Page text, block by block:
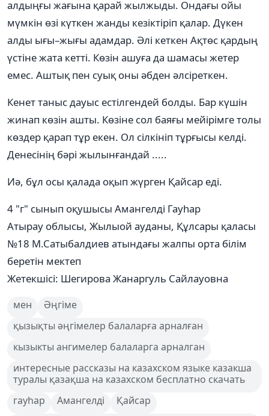
алдыңғы жағына қарай жылжыды. Ондағы ойы
мүмкін өзі күткен жанды кезіктіріп қалар. Дүкен
алды ығы–жығы адамдар. Әлі кеткен Ақтөс қардың
үстіне жата кетті. Көзін ашуға да шамасы жетер
емес. Аштық пен суық оны әбден әлсіреткен.
Кенет таныс дауыс естілгендей болды. Бар күшін
жинап көзін ашты. Көзіне сол баяғы мейірімге толы
көздер қарап тұр екен. Ол сілкініп тұрғысы келді.
Денесінің бәрі жылынғандай .....
Иә, бұл осы қалада оқып жүрген Қайсар еді.
4 "г" сынып оқушысы Амангелді Гауһар
Атырау облысы, Жылыой ауданы, Құлсары қаласы
№18 М.Сатыбалдиев атындағы жалпы орта білім
беретін мектеп
Жетекшісі: Шегирова Жанаргуль Сайлауовна
мен
Әңгіме
қызықты әңгімелер балаларға арналған
кызыкты ангимелер балаларга арналган
интересные рассказы на казахском языке казакша
туралы қазақша на казахском бесплатно скачать
гауһар
Амангелді
Қайсар